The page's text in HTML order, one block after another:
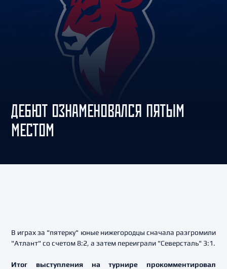
ДЕБЮТ ОЗНАМЕНОВАЛСЯ ПЯТЫМ
МЕСТОМ
В играх за "пятерку" юные нижегородцы сначала разгромили
"Атлант" со счетом 8:2, а затем переиграли "Северсталь" 3:1.
Итог выступления на турнире прокомментировал